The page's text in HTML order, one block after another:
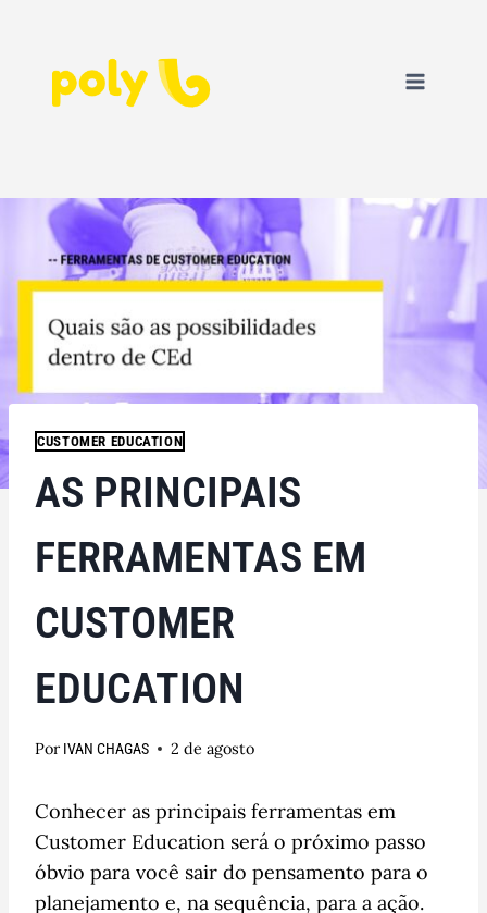
CUSTOMER EDUCATION
AS PRINCIPAIS
FERRAMENTAS EM
CUSTOMER
EDUCATION
Por IVAN CHAGAS 2 de agosto
Conhecer as principais ferramentas em
Customer Education será o próximo passo
óbvio para você sair do pensamento para o
planejamento e, na sequência, para a ação.